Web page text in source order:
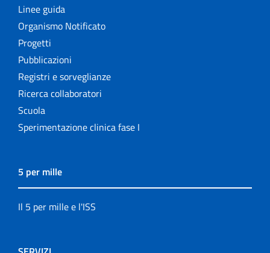
Linee guida
Organismo Notificato
Progetti
Pubblicazioni
Registri e sorveglianze
Ricerca collaboratori
Scuola
Sperimentazione clinica fase I
5 per mille
Il 5 per mille e l'ISS